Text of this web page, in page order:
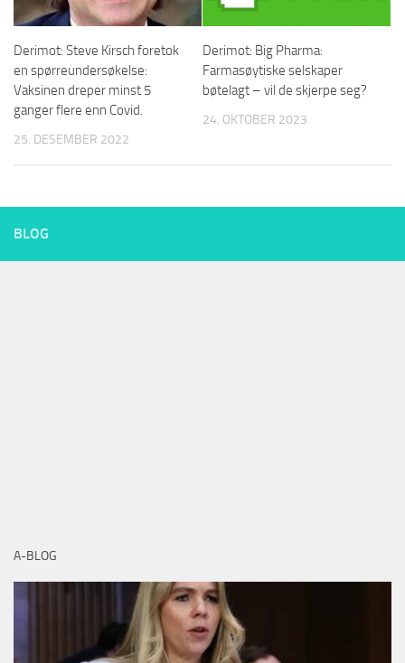
Derimot: Steve Kirsch foretok
en spørreundersøkelse:
Vaksinen dreper minst 5
ganger flere enn Covid.
25. DESEMBER 2022
Derimot: Big Pharma:
Farmasøytiske selskaper
bøtelagt – vil de skjerpe seg?
24. OKTOBER 2023
BLOG
A-BLOG